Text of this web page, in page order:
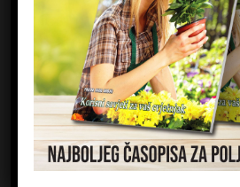
Email